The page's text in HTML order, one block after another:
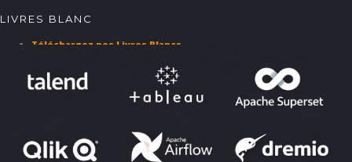
LIVRES BLANC
Téléchargez nos Livres Blancs